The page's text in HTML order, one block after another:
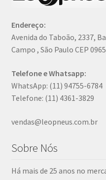
Endereço:
Avenida do Taboão, 2337,
Campo , São Paulo CEP
Telefone e Whatsapp:
WhatsApp: (11) 94755-6784
Telefone: (11) 4361-3829
vendas@leopneus.com.br
Sobre Nós
Há mais de 25 anos no